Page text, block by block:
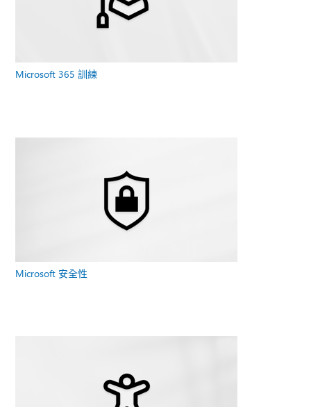
Microsoft 365 訓練
Microsoft 安全性